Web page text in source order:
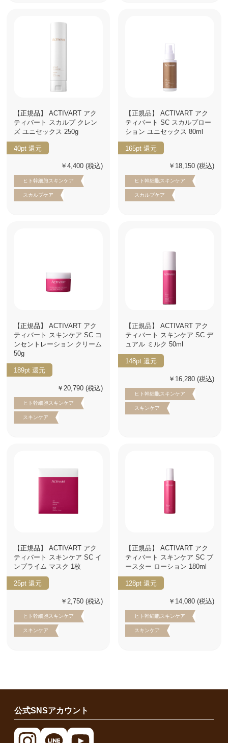
【正規品】 ACTIVART アク
ティバート スカルプ クレン
ズ ユニセックス 250g
40pt 還元
￥4,400 (税込)
ヒト幹細胞スキンケア
スカルプケア
【正規品】 ACTIVART アク
ティバート SC スカルプロー
ション ユニセックス 80ml
165pt 還元
￥18,150 (税込)
ヒト幹細胞スキンケア
スカルプケア
【正規品】 ACTIVART アク
ティバート スキンケア SC コ
ンセントレーション クリーム
50g
189pt 還元
￥20,790 (税込)
ヒト幹細胞スキンケア
スキンケア
【正規品】 ACTIVART アク
ティバート スキンケア SC デ
ュアル ミルク 50ml
148pt 還元
￥16,280 (税込)
ヒト幹細胞スキンケア
スキンケア
【正規品】 ACTIVART アク
ティバート スキンケア SC イ
ンプライム マスク 1枚
25pt 還元
￥2,750 (税込)
ヒト幹細胞スキンケア
スキンケア
【正規品】 ACTIVART アク
ティバート スキンケア SC ブ
ースター ローション 180ml
128pt 還元
￥14,080 (税込)
ヒト幹細胞スキンケア
スキンケア
公式SNSアカウント